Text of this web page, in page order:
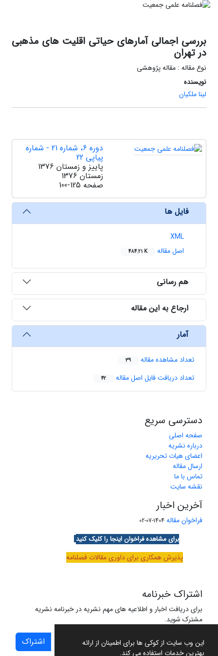
این وب سایت از کوکی ها برای اطمینان از ارائه
بهترین خدمات استفاده می کند.
بررسی اجمالی آمارهای حیاتی اقلیت های مذهبی
در تهران
نوع مقاله : مقاله پژوهشی
نویسنده
لینا ملکیان
دوره 6، شماره 21 - شماره
پیاپی 22
پاییز و زمستان 1376
زمستان 1376
صفحه 100-125
فایل ها
XML
اصل مقاله
484.21 K
هم رسانی
ارجاع به این مقاله
آمار
تعداد مشاهده مقاله 39
تعداد دریافت فایل اصل مقاله 42
دسترسی سریع
صفحه اصلی
درباره نشریه
اعضای هیات تحریریه
ارسال مقاله
تماس با ما
نقشه سایت
آخرین اخبار
فراخوان مقاله 1404-07-02
برای مشاهده فراخوان اینجا را کلیک کنید
پذیرش همکاری برای داوری مقالات فصلنامه
اشتراک خبرنامه
برای دریافت اخبار و اطلاعیه های مهم نشریه در خبرنامه نشریه
مشترک شوید.
اشتراک